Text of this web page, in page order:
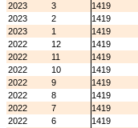
2023
3 1419
2023
2 1419
2023
1 1419
2022
12 1419
2022
11 1419
2022
10 1419
2022
9 1419
2022
8 1419
2022
7 1419
2022
6 1419